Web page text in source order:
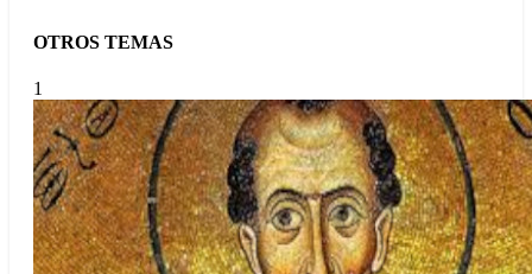
OTROS TEMAS
1